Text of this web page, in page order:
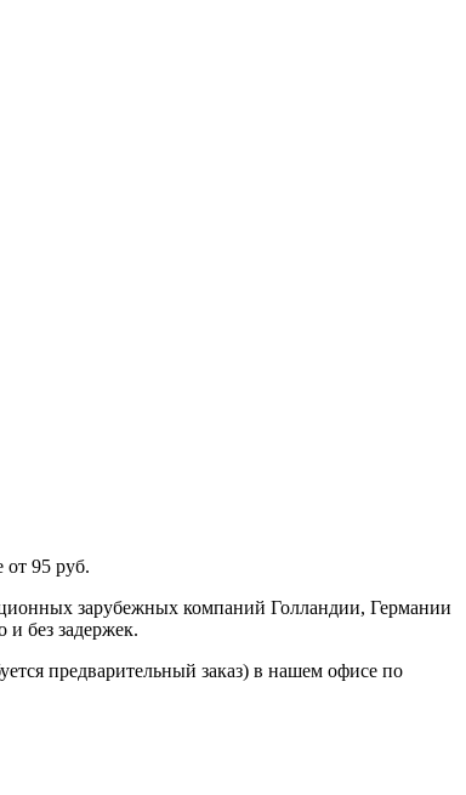
от 95 руб.
зарубежных компаний Голландии, Германии
без задержек.
предварительный заказ) в нашем офисе по